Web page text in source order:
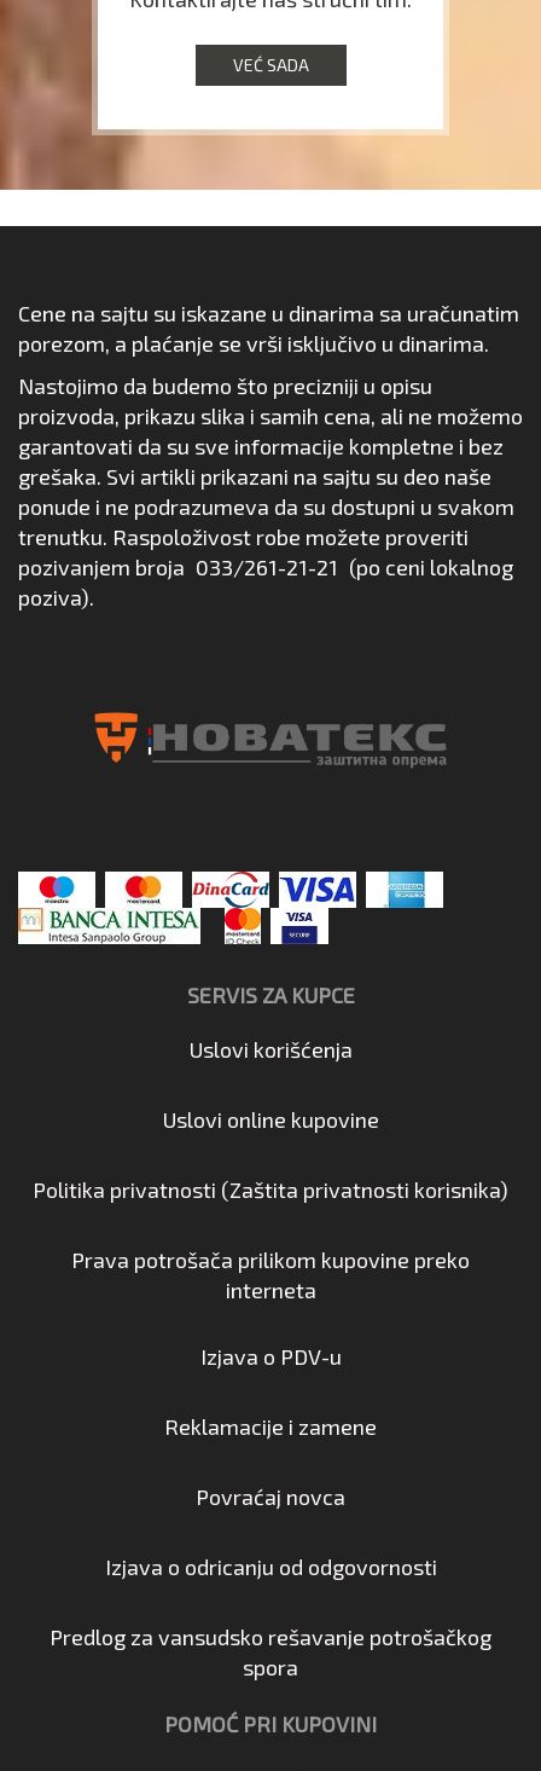
VEĆ SADA
Cene na sajtu su iskazane u dinarima sa uračunatim
porezom, a plaćanje se vrši isključivo u dinarima.
Nastojimo da budemo što precizniji u opisu
proizvoda, prikazu slika i samih cena, ali ne možemo
garantovati da su sve informacije kompletne i bez
grešaka. Svi artikli prikazani na sajtu su deo naše
ponude i ne podrazumeva da su dostupni u svakom
trenutku. Raspoloživost robe možete proveriti
pozivanjem broja 033/261-21-21 (po ceni lokalnog
poziva).
SERVIS ZA KUPCE
Uslovi korišćenja
Uslovi online kupovine
Politika privatnosti (Zaštita privatnosti korisnika)
Prava potrošača prilikom kupovine preko
interneta
Izjava o PDV-u
Reklamacije i zamene
Povraćaj novca
Izjava o odricanju od odgovornosti
Predlog za vansudsko rešavanje potrošačkog
spora
POMOĆ PRI KUPOVINI